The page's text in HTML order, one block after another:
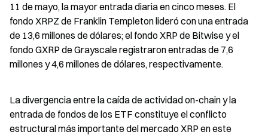
11 de mayo, la mayor entrada diaria en cinco meses. El
fondo XRPZ de Franklin Templeton lideró con una entrada
de 13,6 millones de dólares; el fondo XRP de Bitwise y el
fondo GXRP de Grayscale registraron entradas de 7,6
millones y 4,6 millones de dólares, respectivamente.
La divergencia entre la caída de actividad on-chain y la
entrada de fondos de los ETF constituye el conflicto
estructural más importante del mercado XRP en este